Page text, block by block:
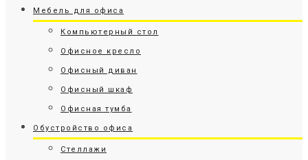
Мебель для офиса
Компьютерный стол
Офисное кресло
Офисный диван
Офисный шкаф
Офисная тумба
Обустройство офиса
Стеллажи